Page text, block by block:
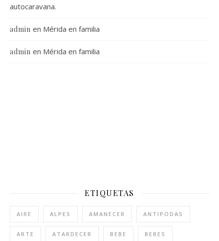
autocaravana.
admin en Mérida en familia
admin en Mérida en familia
ETIQUETAS
AIRE ALPES AMANECER ANTIPODAS
ARTE ATARDECER BEBE BEBES